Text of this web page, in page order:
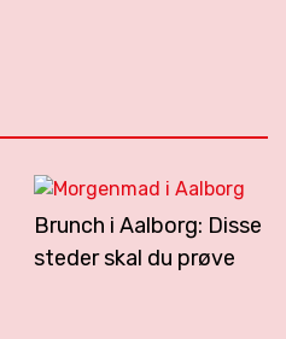
Brunch i Aalborg: Disse
steder skal du prøve